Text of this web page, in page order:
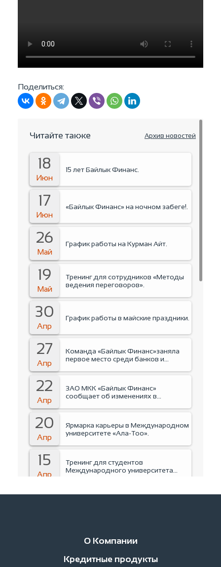
Поделиться:
Читайте также Архив новостей
18
Июн
15 лет Байлык Финанс.
17
Июн
«Байлык Финанс» на ночном забеге!.
26
Май
График работы на Курман Айт.
19
Май
Тренинг для сотрудников «Методы
ведения переговоров».
30
Апр
График работы в майские праздники.
27
Апр
Команда «Байлык Финанс»заняла
первое место среди банков и
Business run 2026.
22
Апр
ЗАО МКК «Байлык Финанс»
сообщает об изменениях в
20
Апр
Ярмарка карьеры в Международном
университете «Ала-Тоо».
15
Апр
Тренинг для студентов
Международного университета
14
Обучение финансовой грамотности
студентов КЭУ.
О Компании
РуководствоСеть офисовВакансииКонтакты
Кредитные продукты